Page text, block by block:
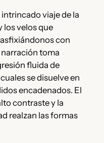
intrincado viaje de la
los velos que
con
toma
fluida de
se disuelve en
encadenados. El
contraste y la
realzan las formas